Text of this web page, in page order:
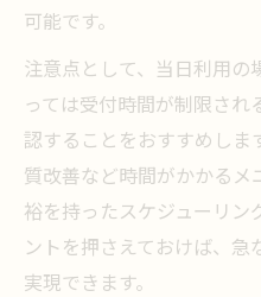
可能です。
注意点として、当日利用の
っては受付時間が制限さ
認することをおすすめしま
質改善など時間がかかる
裕を持ったスケジューリン
ントを押さえておけば、急
実現できます。